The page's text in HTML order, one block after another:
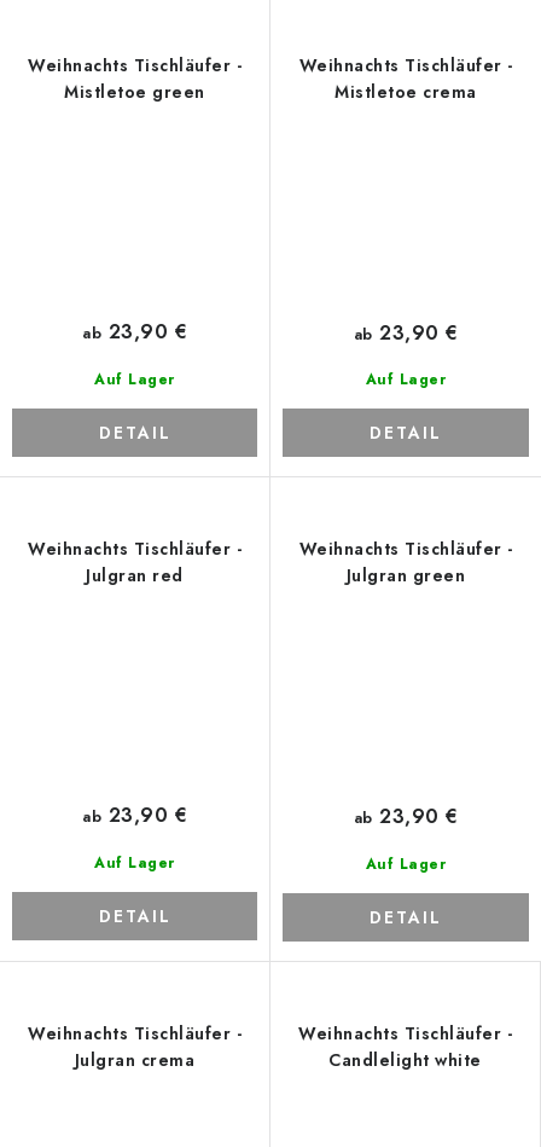
Weihnachts Tischläufer -
Mistletoe green
Auf Lager
ab 23,90 €
DETAIL
Weihnachts Tischläufer -
Mistletoe crema
Auf Lager
ab 23,90 €
DETAIL
Weihnachts Tischläufer -
Julgran red
Auf Lager
ab 23,90 €
DETAIL
Weihnachts Tischläufer -
Julgran green
Auf Lager
ab 23,90 €
DETAIL
Weihnachts Tischläufer -
Julgran crema
Weihnachts Tischläufer -
Candlelight white